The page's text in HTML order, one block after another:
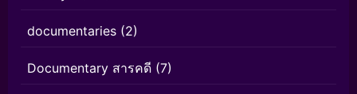
documentaries (2)
Documentary สารคดี (7)